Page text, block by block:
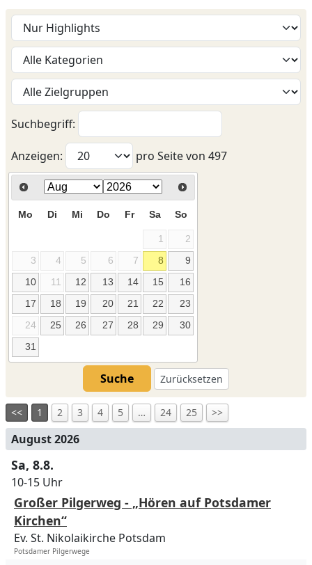
Suchbegriff:
Anzeigen: pro Seite von 497
Mo Di Mi Do Fr Sa So
1
2
3
4 5 6 7 8
9
10
11 12 13 14 15
16
17
18 19 20 21 22
23
24
25 26 27 28 29
30
31
Suche Zurücksetzen
<< 1 2 3 4 5 … 24 25 >>
August 2026
Sa, 8.8.
10-15 Uhr
Großer Pilgerweg - „Hören auf Potsdamer
Kirchen“
Ev. St. Nikolaikirche Potsdam
Potsdamer Pilgerwege